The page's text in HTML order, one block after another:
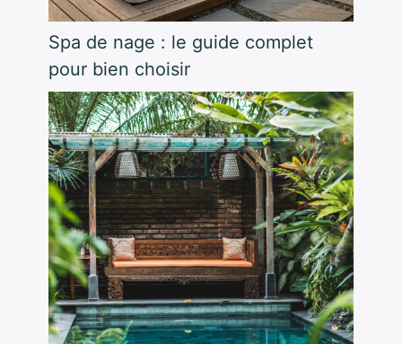
Spa de nage : le guide complet
pour bien choisir